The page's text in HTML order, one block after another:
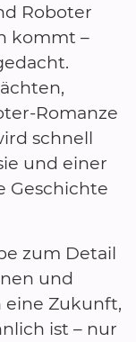
Roboter
kommt –
Romanze
schnell
und einer
Geschichte
zum Detail
und
eine Zukunft,
ist – nur